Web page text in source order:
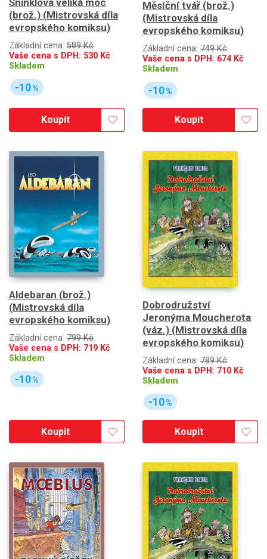
Šninklova veliká moc
(brož.) (Mistrovská díla
evropského komiksu)
Základní cena: 589 Kč
Vaše cena s DPH: 530 Kč
Skladem
-10%
Koupit
Měsíční tvář (brož.)
(Mistrovská díla
evropského komiksu)
Základní cena: 749 Kč
Vaše cena s DPH: 674Kč
Skladem
-10%
Koupit
Aldebaran (brož.)
(Mistrovská díla
evropského komiksu)
Základní cena: 799 Kč
Vaše cena s DPH: 719 Kč
Skladem
-10%
Koupit
Dobrodružství
Jeronýma Moucherota
(váz.) (Mistrovská díla
evropského komiksu)
Základní cena: 789 Kč
Vaše cena s DPH: 710 Kč
Skladem
-10%
Koupit